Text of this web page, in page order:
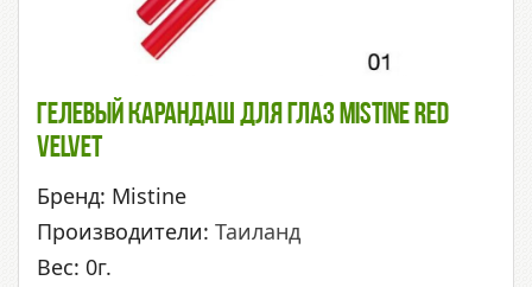
Гелевый Карандаш Для Глаз Mistine Red
Velvet
Бренд: Mistine
Производители: Таиланд
Вес: 0г.